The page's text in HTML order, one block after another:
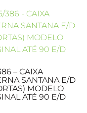
– CAIXA
SANTANA E/D
MODELO
ATÉ 90 E/D